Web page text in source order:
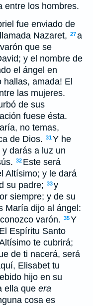
entre los hombres.
fue enviado de
Nazaret, 27a
que se
y el nombre de
el ángel en
hallas, amada! El
las mujeres.
de sus
fuese ésta.
no temas,
de Dios. 31Y he
darás a luz un
32 Este será
Altísimo; y le dará
su padre; 33y
siempre; y de su
María dijo al ángel:
varón. 35Y
Espíritu Santo
te cubrirá;
de ti nacerá, será
Elisabet tu
hijo en su
ella que era
cosa es